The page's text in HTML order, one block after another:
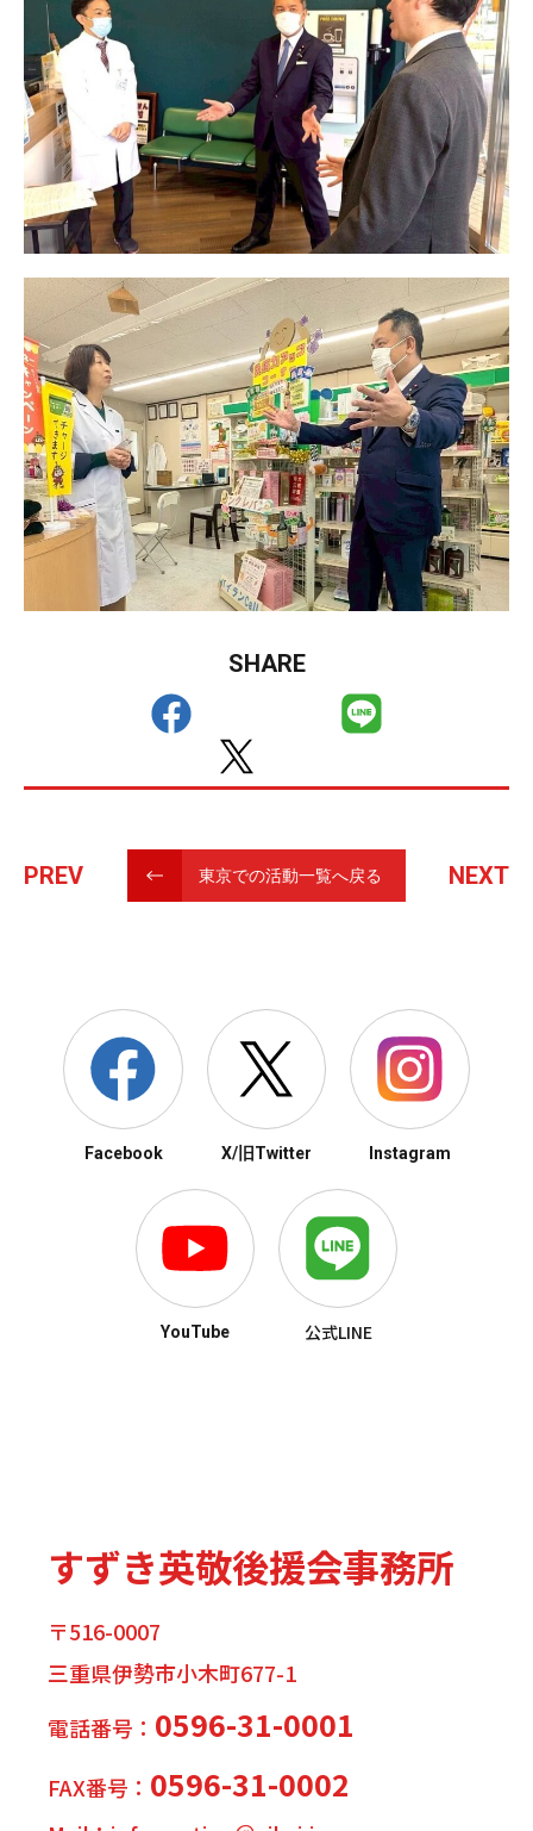
SHARE
PREV 東京での活動一覧へ戻る NEXT
Facebook X/旧Twitter Instagram
YouTube 公式LINE
すずき英敬後援会事務所
〒516-0007
三重県伊勢市小木町677-1
電話番号： 0596-31-0001
FAX番号： 0596-31-0002